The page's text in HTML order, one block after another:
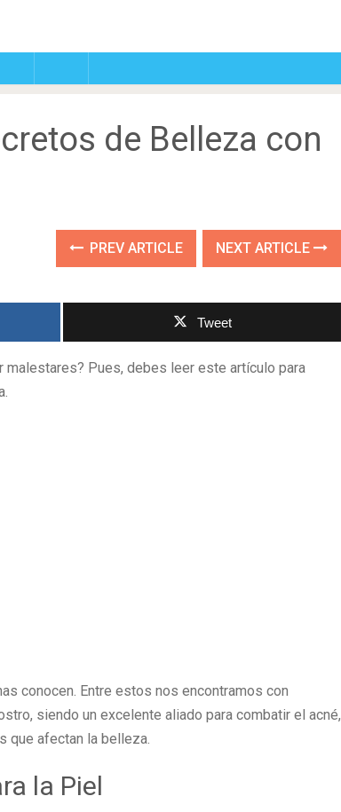
de Belleza con
PREV ARTICLE NEXT ARTICLE
Tweet
malestares? Pues, debes leer este artículo para
conocen. Entre estos nos encontramos con
siendo un excelente aliado para combatir el acné,
que afectan la belleza.
la Piel